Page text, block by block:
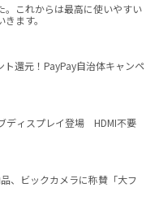
これからは最高に使いやすい
ます。
ト還元！PayPay自治体キャンペ
ディスプレイ登場 HDMI不要
、ビックカメラに称賛「大フ